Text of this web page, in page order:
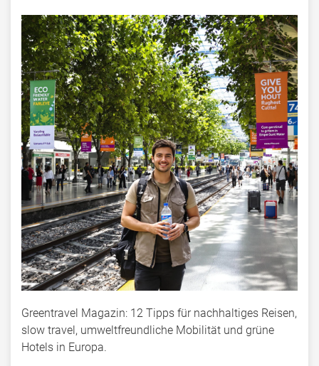
Greentravel Magazin: 12 Tipps für nachhaltiges Reisen,
slow travel, umweltfreundliche Mobilität und grüne
Hotels in Europa.